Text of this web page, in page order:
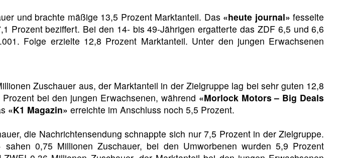
und brachte mäßige 13,5 Prozent Marktanteil. Das «heute journal» fesselte
Prozent beziffert. Bei den 14- bis 49-Jährigen ergatterte das ZDF 6,5 und 6,6
Folge erzielte 12,8 Prozent Marktanteil. Unter den jungen Erwachsenen
Zuschauer aus, der Marktanteil in der Zielgruppe lag bei sehr guten 12,8
bei den jungen Erwachsenen, während «Morlock Motors – Big Deals
«K1 Magazin» erreichte im Anschluss noch 5,5 Prozent.
die Nachrichtensendung schnappte sich nur 7,5 Prozent in der Zielgruppe.
sahen 0,75 Millionen Zuschauer, bei den Umworbenen wurden 5,9 Prozent